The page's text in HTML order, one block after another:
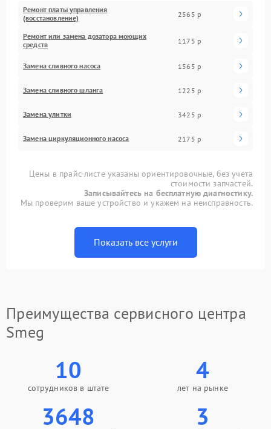
Ремонт платы управления
(восстановление)
2565 р
Ремонт или замена дозатора моющих
средств
1175 р
Замена сливного насоса 1565 р
Замена сливного шланга 1225 р
Замена улитки 3425 р
Замена циркуляционного насоса 2175 р
Цены в прайс-листе указаны ориентировочные, без учета
стоимости запчастей.
Записывайтесь на бесплатную диагностику.
Мы проверим ваше устройство и укажем на неисправность.
Показать все услуги
Преимущества сервисного центра
Smeg
10
сотрудников в штате
4
лет на рынке
3648 3